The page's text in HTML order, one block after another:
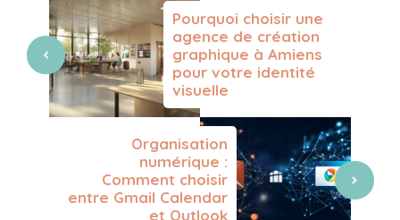
Pourquoi choisir une
agence de création
graphique à Amiens
pour votre identité
visuelle
Organisation
numérique :
Comment choisir
entre Gmail Calendar
et Outlook